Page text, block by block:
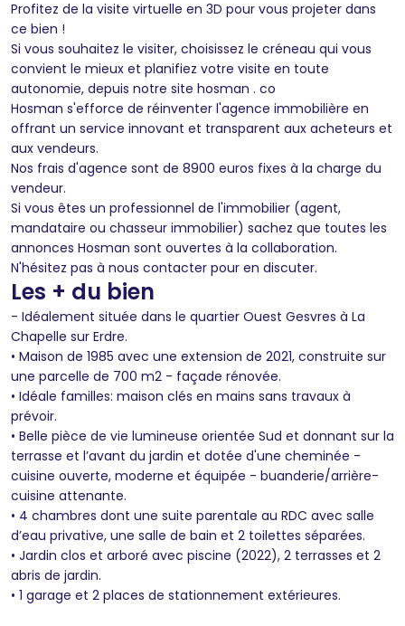
Profitez de la visite virtuelle en 3D pour vous projeter dans
ce bien !
Si vous souhaitez le visiter, choisissez le créneau qui vous
convient le mieux et planifiez votre visite en toute
autonomie, depuis notre site hosman . co
Hosman s'efforce de réinventer l'agence immobilière en
offrant un service innovant et transparent aux acheteurs et
aux vendeurs.
Nos frais d'agence sont de 8900 euros fixes à la charge du
vendeur.
Si vous êtes un professionnel de l'immobilier (agent,
mandataire ou chasseur immobilier) sachez que toutes les
annonces Hosman sont ouvertes à la collaboration.
N'hésitez pas à nous contacter pour en discuter.
Les + du bien
- Idéalement située dans le quartier Ouest Gesvres à La
Chapelle sur Erdre.
• Maison de 1985 avec une extension de 2021, construite sur
une parcelle de 700 m2 - façade rénovée.
• Idéale familles: maison clés en mains sans travaux à
prévoir.
• Belle pièce de vie lumineuse orientée Sud et donnant sur la
terrasse et l’avant du jardin et dotée d'une cheminée -
cuisine ouverte, moderne et équipée - buanderie/arrière-
cuisine attenante.
• 4 chambres dont une suite parentale au RDC avec salle
d’eau privative, une salle de bain et 2 toilettes séparées.
• Jardin clos et arboré avec piscine (2022), 2 terrasses et 2
abris de jardin.
• 1 garage et 2 places de stationnement extérieures.